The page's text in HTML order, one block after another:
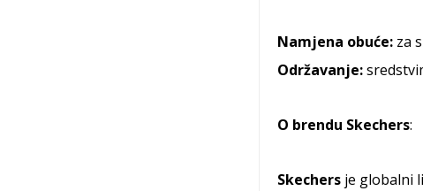
Namjena obuće:za
Održavanje:
O brendu Skechers:
Skechersje globalni